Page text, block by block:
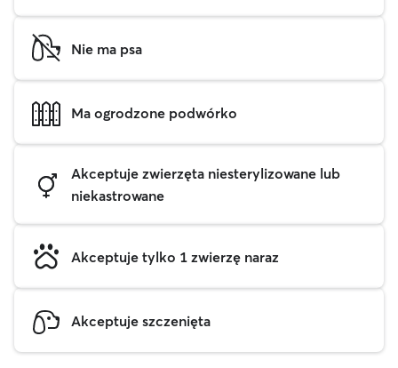
Nie ma psa
Ma ogrodzone podwórko
Akceptuje zwierzęta niesterylizowane lub
niekastrowane
Akceptuje tylko 1 zwierzę naraz
Akceptuje szczenięta